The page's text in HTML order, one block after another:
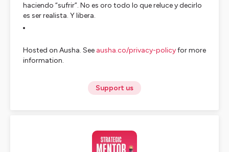
haciendo “sufrir”. No es oro todo lo que reluce y decirlo
es ser realista. Y libera.
Hosted on Ausha. See ausha.co/privacy-policyfor more
information.
Support us